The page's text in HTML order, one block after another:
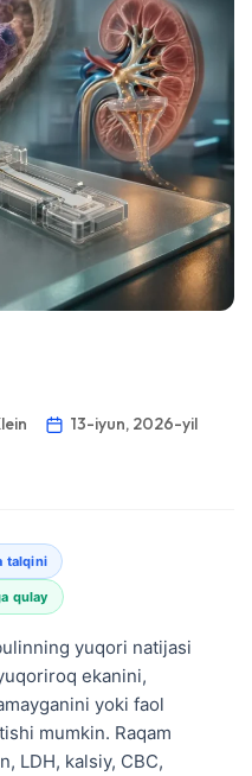
13-iyun, 2026-yil
talqini
qulay
yuqori natijasi
ekanini,
yoki faol
mumkin. Raqam
LDH, kalsiy, CBC,